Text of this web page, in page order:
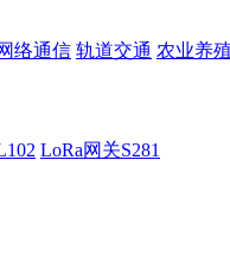
络通信 轨道交通 农业养殖
LoRa网关S281